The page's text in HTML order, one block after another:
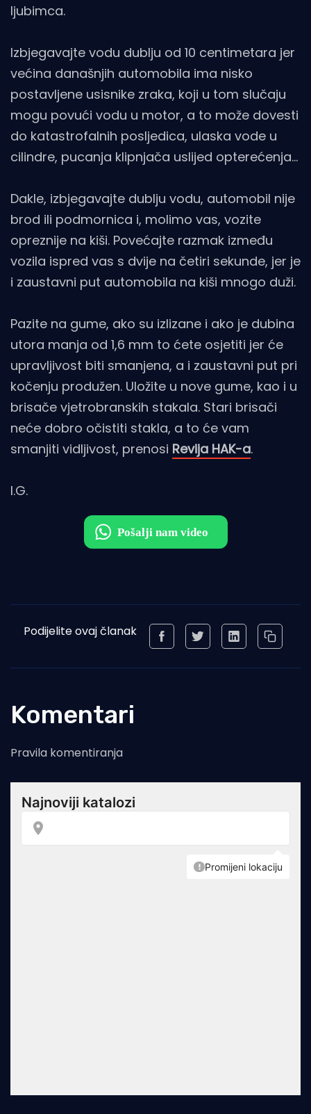
ljubimca.
Izbjegavajte vodu dublju od 10 centimetara jer
većina današnjih automobila ima nisko
postavljene usisnike zraka, koji u tom slučaju
mogu povući vodu u motor, a to može dovesti
do katastrofalnih posljedica, ulaska vode u
cilindre, pucanja klipnjača uslijed opterećenja…
Dakle, izbjegavajte dublju vodu, automobil nije
brod ili podmornica i, molimo vas, vozite
opreznije na kiši. Povećajte razmak između
vozila ispred vas s dvije na četiri sekunde, jer je
i zaustavni put automobila na kiši mnogo duži.
Pazite na gume, ako su izlizane i ako je dubina
utora manja od 1,6 mm to ćete osjetiti jer će
upravljivost biti smanjena, a i zaustavni put pri
kočenju produžen. Uložite u nove gume, kao i u
brisače vjetrobranskih stakala. Stari brisači
neće dobro očistiti stakla, a to će vam
smanjiti vidljivost, prenosi Revija HAK-a.
I.G.
Podijelite ovaj članak
Komentari
Pravila komentiranja